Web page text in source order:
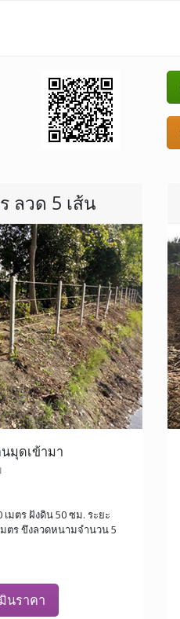
ลวด 5 เส้น
มุดเข้ามา
เมตร ฝังดิน 50 ซม. ระยะ
มตร ขึงลวดหนามจำนวน 5
นราคา